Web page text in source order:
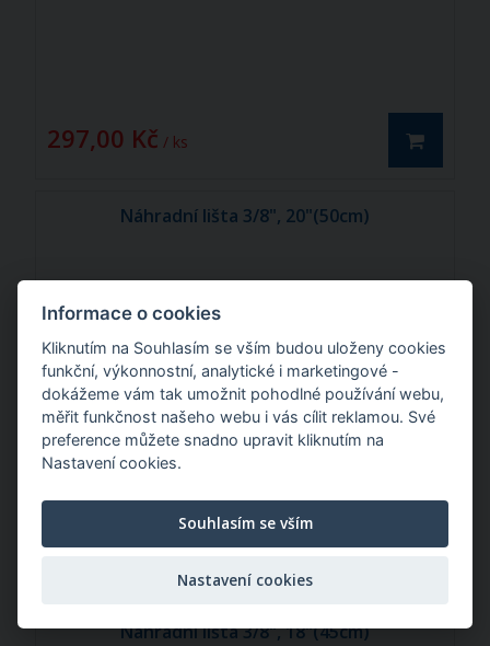
297,00 Kč / ks
Náhradní lišta 3/8", 20"(50cm)
364,32 Kč
Náhradní lišta 3/8", 18"(45cm)
Informace o cookies
Kliknutím na Souhlasím se vším budou uloženy cookies
funkční, výkonnostní, analytické i marketingové -
dokážeme vám tak umožnit pohodlné používání webu,
měřit funkčnost našeho webu i vás cílit reklamou. Své
preference můžete snadno upravit kliknutím na
Nastavení cookies.
Souhlasím se vším
Nastavení cookies